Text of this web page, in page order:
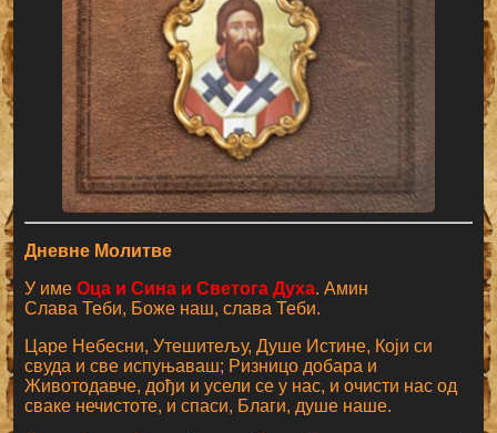
Дневне Молитве
У имеОца и Сина и Светога Духа. Амин
Слава Теби, Боже наш, слава Теби.
Царе Небесни, Утешитељу, Душе Истине, Који си
свуда и све испуњаваш; Ризницо добара и
Животодавче, дођи и усели се у нас, и очисти нас од
сваке нечистоте, и спаси, Благи, душе наше.